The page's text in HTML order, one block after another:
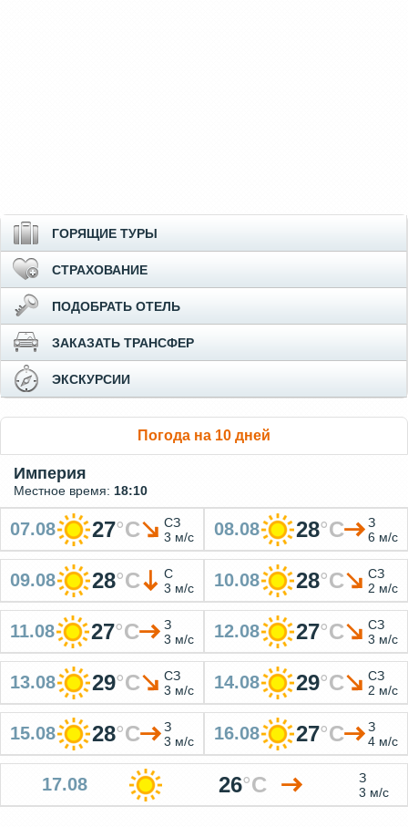
ГОРЯЩИЕ ТУРЫ
СТРАХОВАНИЕ
ПОДОБРАТЬ ОТЕЛЬ
ЗАКАЗАТЬ ТРАНСФЕР
ЭКСКУРСИИ
Погода на 10 дней
Империя
Местное время: 18:10
07.08 27°C
СЗ
3 м/с
08.08 28°C
З
6 м/с
09.08 28°C
С
3 м/с
10.08 28°C
СЗ
2 м/с
11.08 27°C
З
3 м/с
12.08 27°C
СЗ
3 м/с
13.08 29°C
СЗ
3 м/с
14.08 29°C
СЗ
2 м/с
15.08 28°C
З
3 м/с
16.08 27°C
З
4 м/с
17.08 26°C
З
3 м/с